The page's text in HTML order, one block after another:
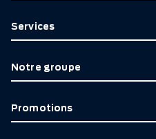
Services
Notre groupe
Promotions